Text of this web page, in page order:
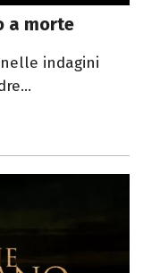
a morte
indagini